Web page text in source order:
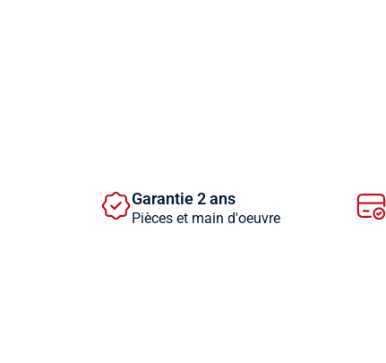
Garantie 2 ans
Pièces et main d'oeuvre